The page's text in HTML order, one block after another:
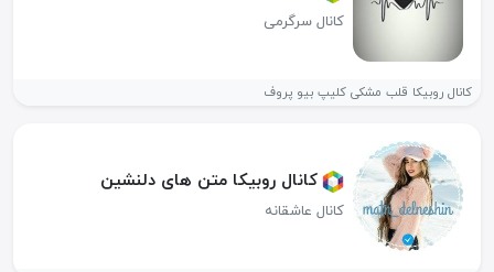
کانال سرگرمی
کانال روبیکا قلب مشکی کلیپ بیو پروف
کانال روبیکا متن های دلنشین
کانال عاشقانه